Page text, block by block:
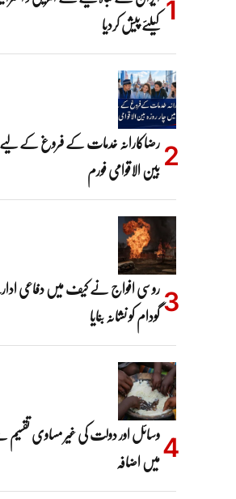
کیلئے پیش کردیا
رضاکارانہ خدمات کے فروغ کے لیے
بین الاقوامی فورم
روسی افواج نے کیف میں دفاعی
گودام کو نشانہ بنایا
وسائل اور دولت کی غیر مساوی
میں اضافہ